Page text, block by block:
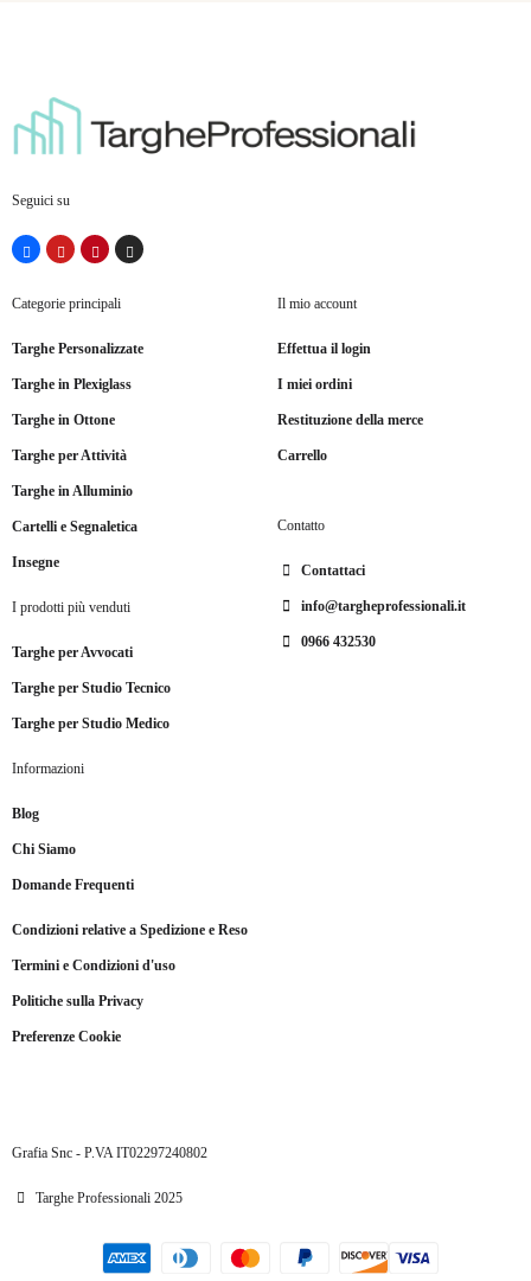
Seguici su
Categorie principali
Targhe Personalizzate
Targhe in Plexiglass
Targhe in Ottone
Targhe per Attività
Targhe in Alluminio
Cartelli e Segnaletica
Insegne
I prodotti più venduti
Targhe per Avvocati
Targhe per Studio Tecnico
Targhe per Studio Medico
Il mio account
Effettua il login
I miei ordini
Restituzione della merce
Carrello
Contatto
Contattaci
info@targheprofessionali.it
0966 432530
Informazioni
Blog
Chi Siamo
Domande Frequenti
Condizioni relative a Spedizione e Reso
Termini e Condizioni d'uso
Politiche sulla Privacy
Preferenze Cookie
Grafia Snc - P.VA IT02297240802
Targhe Professionali 2025